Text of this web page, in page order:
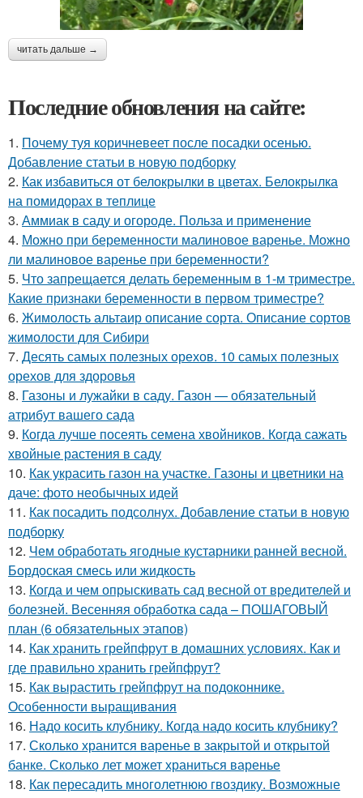
читать дальше →
Последние обновления на сайте:
1. Почему туя коричневеет после посадки осенью.
Добавление статьи в новую подборку
2. Как избавиться от белокрылки в цветах. Белокрылка
на помидорах в теплице
3. Аммиак в саду и огороде. Польза и применение
4. Можно при беременности малиновое варенье. Можно
ли малиновое варенье при беременности?
5. Что запрещается делать беременным в 1-м триместре.
Какие признаки беременности в первом триместре?
6. Жимолость альтаир описание сорта. Описание сортов
жимолости для Сибири
7. Десять самых полезных орехов. 10 самых полезных
орехов для здоровья
8. Газоны и лужайки в саду. Газон — обязательный
атрибут вашего сада
9. Когда лучше посеять семена хвойников. Когда сажать
хвойные растения в саду
10. Как украсить газон на участке. Газоны и цветники на
даче: фото необычных идей
11. Как посадить подсолнух. Добавление статьи в новую
подборку
12. Чем обработать ягодные кустарники ранней весной.
Бордоская смесь или жидкость
13. Когда и чем опрыскивать сад весной от вредителей и
болезней. Весенняя обработка сада – ПОШАГОВЫЙ
план (6 обязательных этапов)
14. Как хранить грейпфрут в домашних условиях. Как и
где правильно хранить грейпфрут?
15. Как вырастить грейпфрут на подоконнике.
Особенности выращивания
16. Надо косить клубнику. Когда надо косить клубнику?
17. Сколько хранится варенье в закрытой и открытой
банке. Сколько лет может храниться варенье
18. Как пересадить многолетнюю гвоздику. Возможные